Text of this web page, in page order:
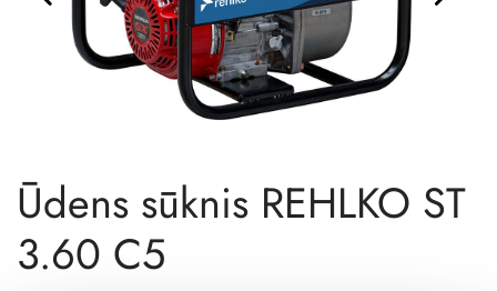
Ūdens sūknis REHLKO ST
3.60 C5